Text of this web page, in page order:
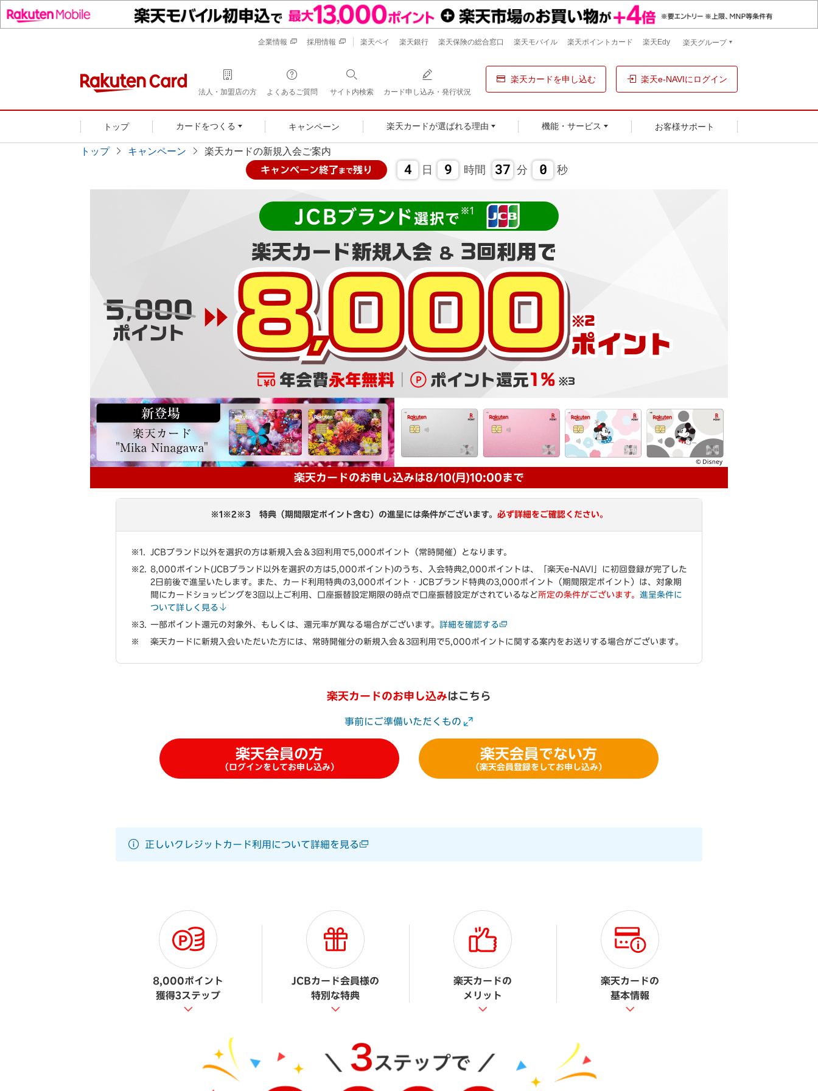
企業情報 採用情報 楽天ペイ 楽天銀行 楽天保険の総合窓口 楽天モバイル 楽天ポイントカード 楽天Edy 楽天グループ
法人・加盟店の方 よくあるご質問 サイト内検索 カード申し込み・発行状況
楽天カードを申し込む 楽天e-NAVIにログイン
トップ カードをつくる キャンペーン 楽天カードが選ばれる理由 機能・サービス お客様サポート
トップ キャンペーン 楽天カードの新規入会ご案内
キャンペーン終了まで残り 4 日 9 時間 36 分 59 秒
楽天カードのお申し込みは8/10(月)10:00まで
※1※2※3 特典（期間限定ポイント含む）の進呈には条件がございます。 必ず詳細をご確認ください。
JCBブランド以外を選択の方は新規入会＆3回利用で5,000ポイント（常時開催）となります。
8,000ポイント(JCBブランド以外を選択の方は5,000ポイント)のうち、入会特典2,000ポイントは、「楽天e-NAVI」に初回登録が完了した
2日前後で進呈いたします。また、カード利用特典の3,000ポイント・JCBブランド特典の3,000ポイント（期間限定ポイント）は、対象期
間にカードショッピングを3回以上ご利用、口座振替設定期限の時点で口座振替設定がされているなど所定の条件がございます。 進呈条件に
ついて詳しく見る
一部ポイント還元の対象外、もしくは、還元率が異なる場合がございます。 詳細を確認する
楽天カードに新規入会いただいた方には、常時開催分の新規入会＆3回利用で5,000ポイントに関する案内をお送りする場合がございます。
楽天カードのお申し込みはこちら
事前にご準備いただくもの
楽天会員の方
（ログインをしてお申し込み）
楽天会員でない方
（楽天会員登録をしてお申し込み）
正しいクレジットカード利用について詳細を見る
8,000ポイント
獲得3ステップ
JCBカード会員様の
特別な特典
楽天カードの
メリット
楽天カードの
基本情報